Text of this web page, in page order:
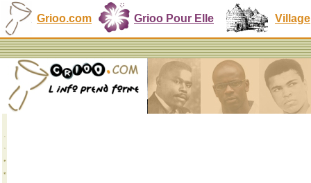
Grioo.com Grioo Pour Elle Village